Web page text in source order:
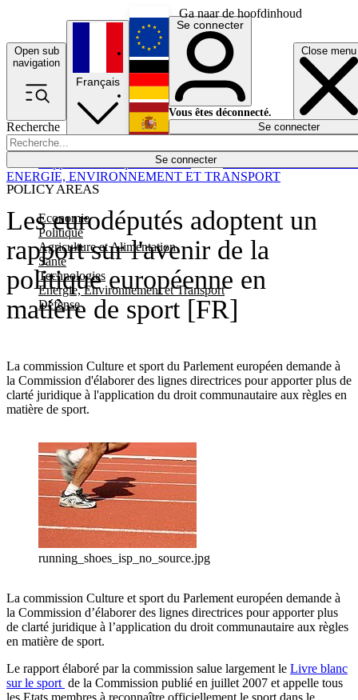
Ga naar de hoofdinhoud
Open sub
navigation
Close menu
Recherche
Se connecter
POLICY AREAS
Economie
Politique
Agriculture et Alimentation
Santé
Technologies
Energie, Environnement et Transport
Défense
Économie
Français
English
Deutsch
Español
Se connecter
Vous êtes déconnecté.
Se connecter
Les eurodéputés adoptent un
rapport sur l'avenir de la
politique européenne en
matière de sport [FR]
La commission Culture et sport du Parlement européen demande à
la Commission d'élaborer des lignes directrices pour apporter plus de
clarté juridique à l'application du droit communautaire aux règles en
matière de sport.
ENERGIE, ENVIRONNEMENT ET TRANSPORT
running_shoes_isp_no_source.jpg
La commission Culture et sport du Parlement européen demande à
la Commission d’élaborer des lignes directrices pour apporter plus
de clarté juridique à l’application du droit communautaire aux règles
en matière de sport.
Le rapport élaboré par la commission salue largement le Livre blanc
sur le sport de la Commission publié en juillet 2007 et appelle tous